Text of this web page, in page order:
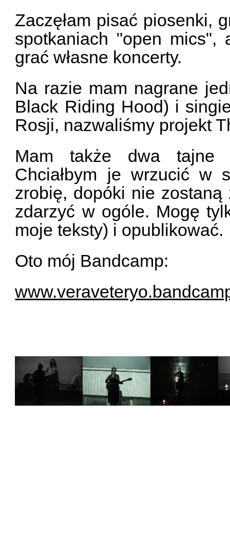
Zaczęłam pisać piosenki,
spotkaniach "open mics",
grać własne koncerty.
Na razie mam nagrane
Black Riding Hood) i
Rosji, nazwaliśmy projekt
Mam także dwa tajne
Chciałbym je wrzucić w
zrobię, dopóki nie
zdarzyć w ogóle. Mogę
moje teksty) i opublikować.
Oto mój Bandcamp: